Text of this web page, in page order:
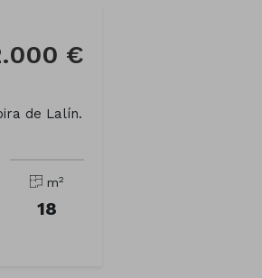
€
de Lalín.
m2
18